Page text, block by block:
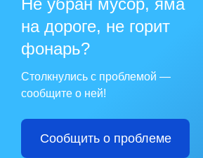
Не убран мусор, яма
на дороге, не горит
фонарь?
Столкнулись с проблемой —
сообщите о ней!
Сообщить о проблеме